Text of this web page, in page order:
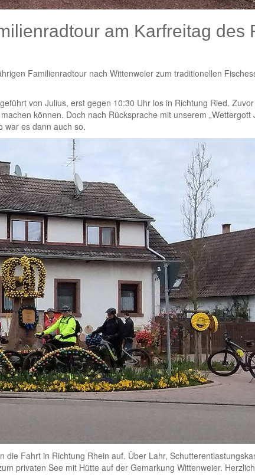
am Karfreitag des
Familienradtour nach Wittenweier zum traditionellen
von Julius, erst gegen 10:30 Uhr los in Richtung Ried.
können. Doch nach Rücksprache mit unserem „Wettergott
war es dann auch so.
Fahrt in Richtung Rhein auf. Über Lahr,
privaten See mit Hütte auf der Gemarkung Wittenweier.